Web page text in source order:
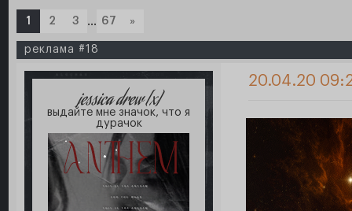
1 2 3 … 67 »
реклама #18
jessica drew [x]
выдайте мне значок, что я
дурачок
20.04.20